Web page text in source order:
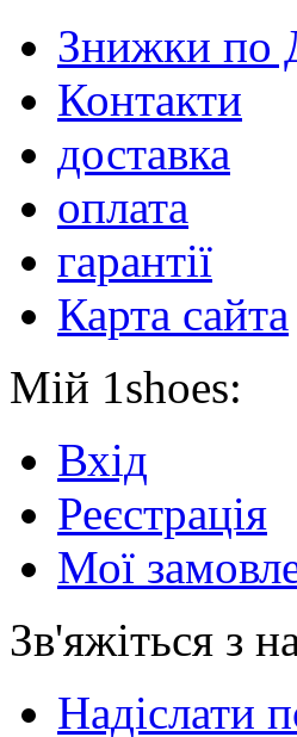
Знижки по
Контакти
доставка
оплата
гарантії
Карта сайта
Мій 1shoes:
Вхід
Реєстрація
Мої
Зв'яжіться з
Надіслати